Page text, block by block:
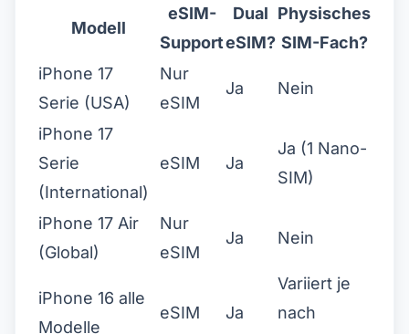
Modell
eSIM-
Support
Dual
eSIM?
Physisches
SIM-Fach?
iPhone 17
Serie (USA)
Nur
eSIM
Ja Nein
iPhone 17
Serie
(International)
eSIM Ja
Ja (1 Nano-
SIM)
iPhone 17 Air
(Global)
Nur
eSIM
Ja Nein
iPhone 16 alle
Modelle
eSIM Ja
Variiert je
nach